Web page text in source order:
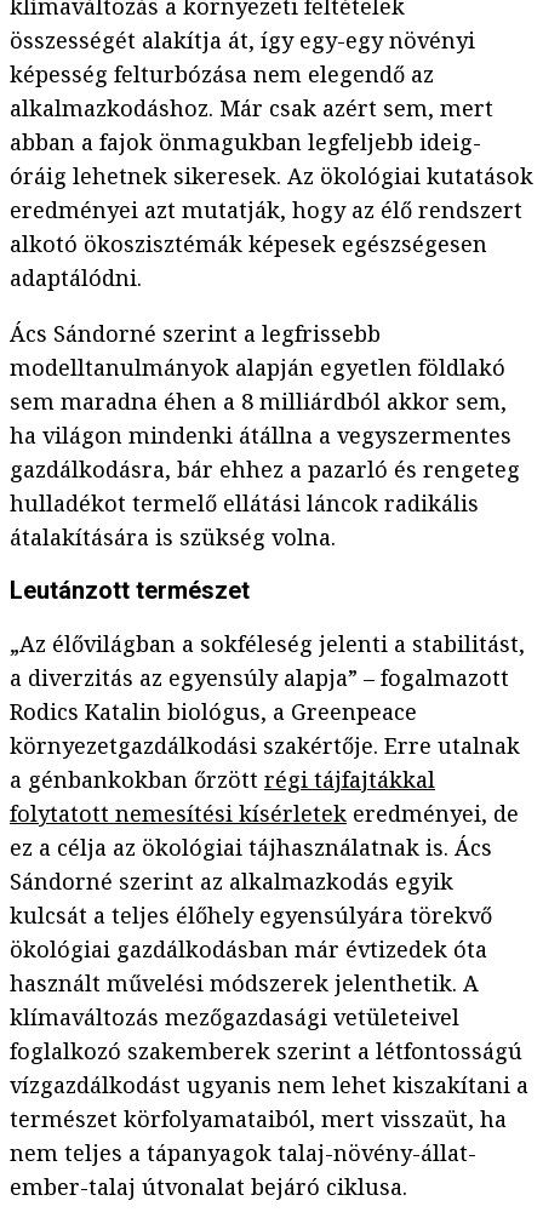
klímaváltozás a környezeti feltételek
összességét alakítja át, így egy-egy növényi
képesség felturbózása nem elegendő az
alkalmazkodáshoz. Már csak azért sem, mert
abban a fajok önmagukban legfeljebb ideig-
óráig lehetnek sikeresek. Az ökológiai kutatások
eredményei azt mutatják, hogy az élő rendszert
alkotó ökoszisztémák képesek egészségesen
adaptálódni.
Ács Sándorné szerint a legfrissebb
modelltanulmányok alapján egyetlen földlakó
sem maradna éhen a 8 milliárdból akkor sem,
ha világon mindenki átállna a vegyszermentes
gazdálkodásra, bár ehhez a pazarló és rengeteg
hulladékot termelő ellátási láncok radikális
átalakítására is szükség volna.
Leutánzott természet
„Az élővilágban a sokféleség jelenti a stabilitást,
a diverzitás az egyensúly alapja” – fogalmazott
Rodics Katalin biológus, a Greenpeace
környezetgazdálkodási szakértője. Erre utalnak
a génbankokban őrzött régi tájfajtákkal
folytatott nemesítési kísérletek eredményei, de
ez a célja az ökológiai tájhasználatnak is. Ács
Sándorné szerint az alkalmazkodás egyik
kulcsát a teljes élőhely egyensúlyára törekvő
ökológiai gazdálkodásban már évtizedek óta
használt művelési módszerek jelenthetik. A
klímaváltozás mezőgazdasági vetületeivel
foglalkozó szakemberek szerint a létfontosságú
vízgazdálkodást ugyanis nem lehet kiszakítani a
természet körfolyamataiból, mert visszaüt, ha
nem teljes a tápanyagok talaj-növény-állat-
ember-talaj útvonalat bejáró ciklusa.